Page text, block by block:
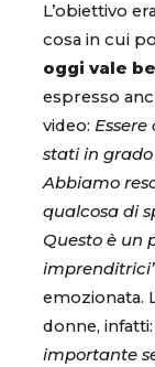
L’obiettivo
cosa in cui
oggi vale
espresso
video:
stati in
Abbiamo
qualcosa di
Questo è un
emozionata.
donne, infatti:
importante